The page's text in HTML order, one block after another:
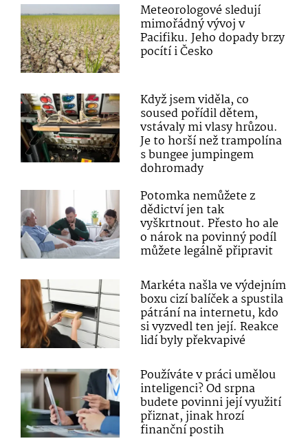
Meteorologové sledují
mimořádný vývoj v
Pacifiku. Jeho dopady brzy
pocítí i Česko
Když jsem viděla, co
soused pořídil dětem,
vstávaly mi vlasy hrůzou.
Je to horší než trampolína
s bungee jumpingem
dohromady
Potomka nemůžete z
dědictví jen tak
vyškrtnout. Přesto ho ale
o nárok na povinný podíl
můžete legálně připravit
Markéta našla ve výdejním
boxu cizí balíček a spustila
pátrání na internetu, kdo
si vyzvedl ten její. Reakce
lidí byly překvapivé
Používáte v práci umělou
inteligenci? Od srpna
budete povinni její využití
přiznat, jinak hrozí
finanční postih